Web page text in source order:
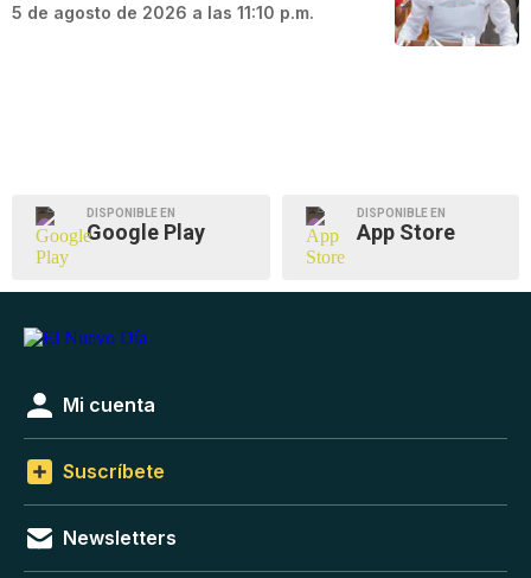
5 de agosto de 2026 a las 11:10 p.m.
DISPONIBLE EN
Google Play
DISPONIBLE EN
App Store
Mi cuenta
Suscríbete
Newsletters